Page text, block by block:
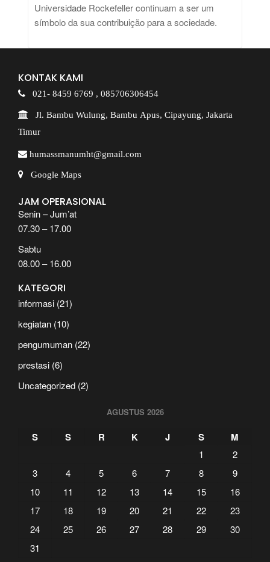
Universidade Rockefeller continuam a ser um
símbolo da sua contribuição para a sociedade.
KONTAK KAMI
021- 8459 6769 , 085706306454
Jl. Bambu Wulung, Bambu Apus, Cipayung, Jakarta
Timur
humassmanumht@gmail.com
Google Maps
JAM OPERASIONAL
Senin – Jum’at
07.30 – 17.00
Sabtu
08.00 – 16.00
KATEGORI
informasi (21)
kegiatan (10)
pengumuman (22)
prestasi (6)
Uncategorized (2)
AGUSTUS 2026
S S R K J S M
1
2
3
4 5 6 7 8
9
10
11 12 13 14 15
16
17
18 19 20 21 22
23
24
25 26 27 28 29
30
31